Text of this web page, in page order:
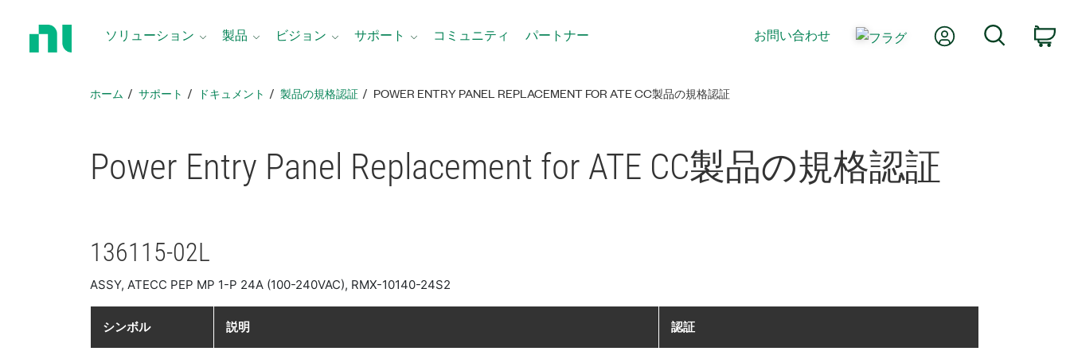
ソリューション 製品 ビジョン サポート コミュニティ パートナー お問い合わせ Myアカウント
ホーム サポート ドキュメント 製品​の​規格​認証 POWER ENTRY PANEL REPLACEMENT FOR ATE CC製品​の​規格​認証
Power Entry Panel Replacement for ATE CC製品​の​規格​認証
136115-02L
ASSY, ATECC PEP MP 1-P 24A (100-240VAC), RMX-10140-24S2
シンボル 説明 認証